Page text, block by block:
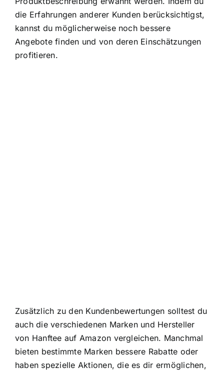
die Erfahrungen anderer Kunden berücksichtigst,
kannst du möglicherweise noch bessere
Angebote finden und von deren Einschätzungen
profitieren.
Zusätzlich zu den Kundenbewertungen solltest du
auch die verschiedenen Marken und Hersteller
von Hanftee auf Amazon vergleichen. Manchmal
bieten bestimmte Marken bessere Rabatte oder
haben spezielle Aktionen, die es dir ermöglichen,